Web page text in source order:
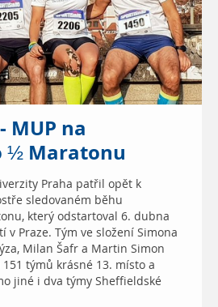
MUP na
½ Maratonu
Praha patřil opět k
sledovaném běhu
který odstartoval 6. dubna
v Praze. Tým ve složení Simona
Milan Šafr a Martin Simon
týmů krásné 13. místo a
jiné i dva týmy Sheffieldské